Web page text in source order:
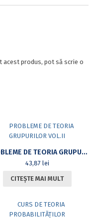
acest produs, pot să scrie o
PROBLEME DE TEORIA GRUPURILOR VOL.II
43,87 lei
CITEȘTE MAI MULT